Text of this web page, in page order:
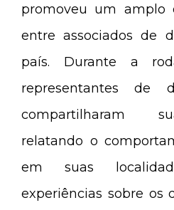
promoveu um amplo
entre associados de
país. Durante a
representantes de
compartilharam
relatando o
em suas
experiências sobre os